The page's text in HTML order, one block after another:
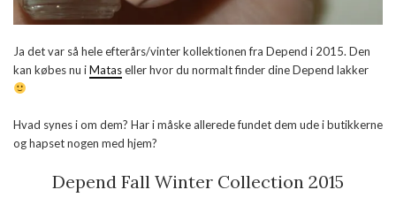
Ja det var så hele efterårs/vinter kollektionen fra Depend i 2015. Den
kan købes nu iMataseller hvor du normalt finder dine Depend lakker
Hvad synes i om dem? Har i måske allerede fundet dem ude i butikkerne
og hapset nogen med hjem?
Depend Fall Winter Collection 2015